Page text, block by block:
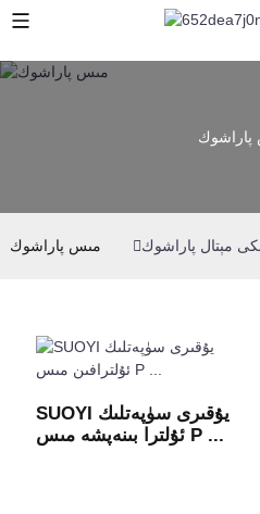
مېتال پاراشوك مىس پاراشوك
SUOYI يۇقىرى سۈپەتلىك
ئۇلترا بىنەپشە مىس P ...